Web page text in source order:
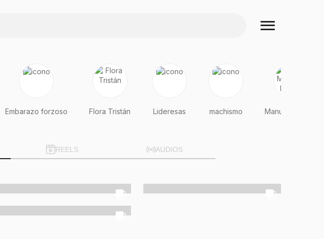
Embarazo forzoso Flora Tristán Lideresas machismo Manuela Ramos
REELS AUDIOS